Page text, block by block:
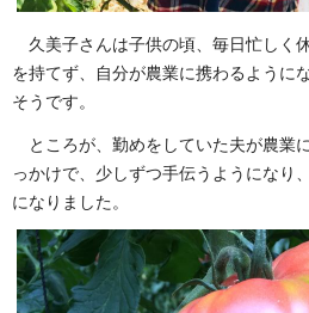
久美子さんは子供の頃、毎日忙しく
を持てず、自分が農業に携わるように
そうです。
ところが、勤めをしていた夫が農業
っかけで、少しずつ手伝うようになり
になりました。